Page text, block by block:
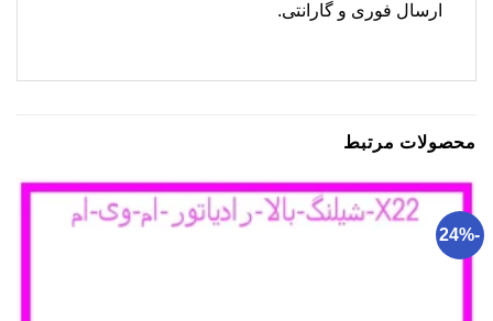
ارسال فوری و گارانتی.
محصولات مرتبط
-24%